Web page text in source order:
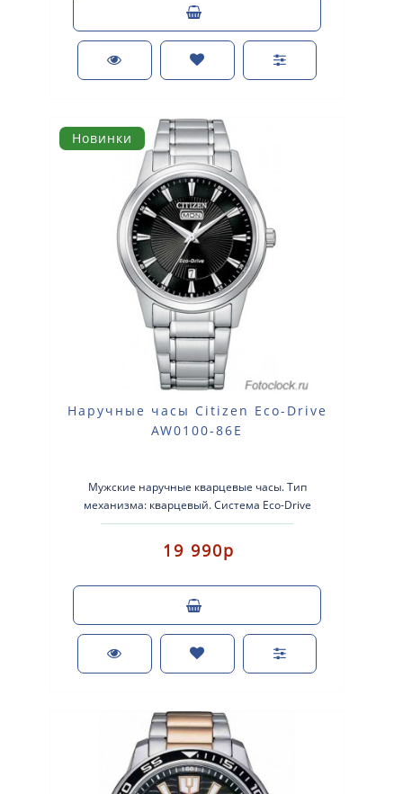
Новинки
Наручные часы Citizen Eco-Drive
AW0100-86E
Мужские наручные кварцевые часы. Тип
механизма: кварцевый. Система Eco-Drive
(аккумулятор с питанием от световой энергии)..
19 990р